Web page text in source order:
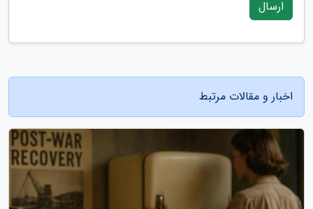
ارسال
اخبار و مقالات مرتبط